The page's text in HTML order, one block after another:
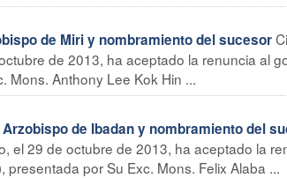
de Miri y nombramiento del sucesor
de 2013, ha aceptado la renuncia al
Mons. Anthony Lee Kok Hin ...
de Ibadan y nombramiento del
el 29 de octubre de 2013, ha aceptado la
por Su Exc. Mons. Felix Alaba ...